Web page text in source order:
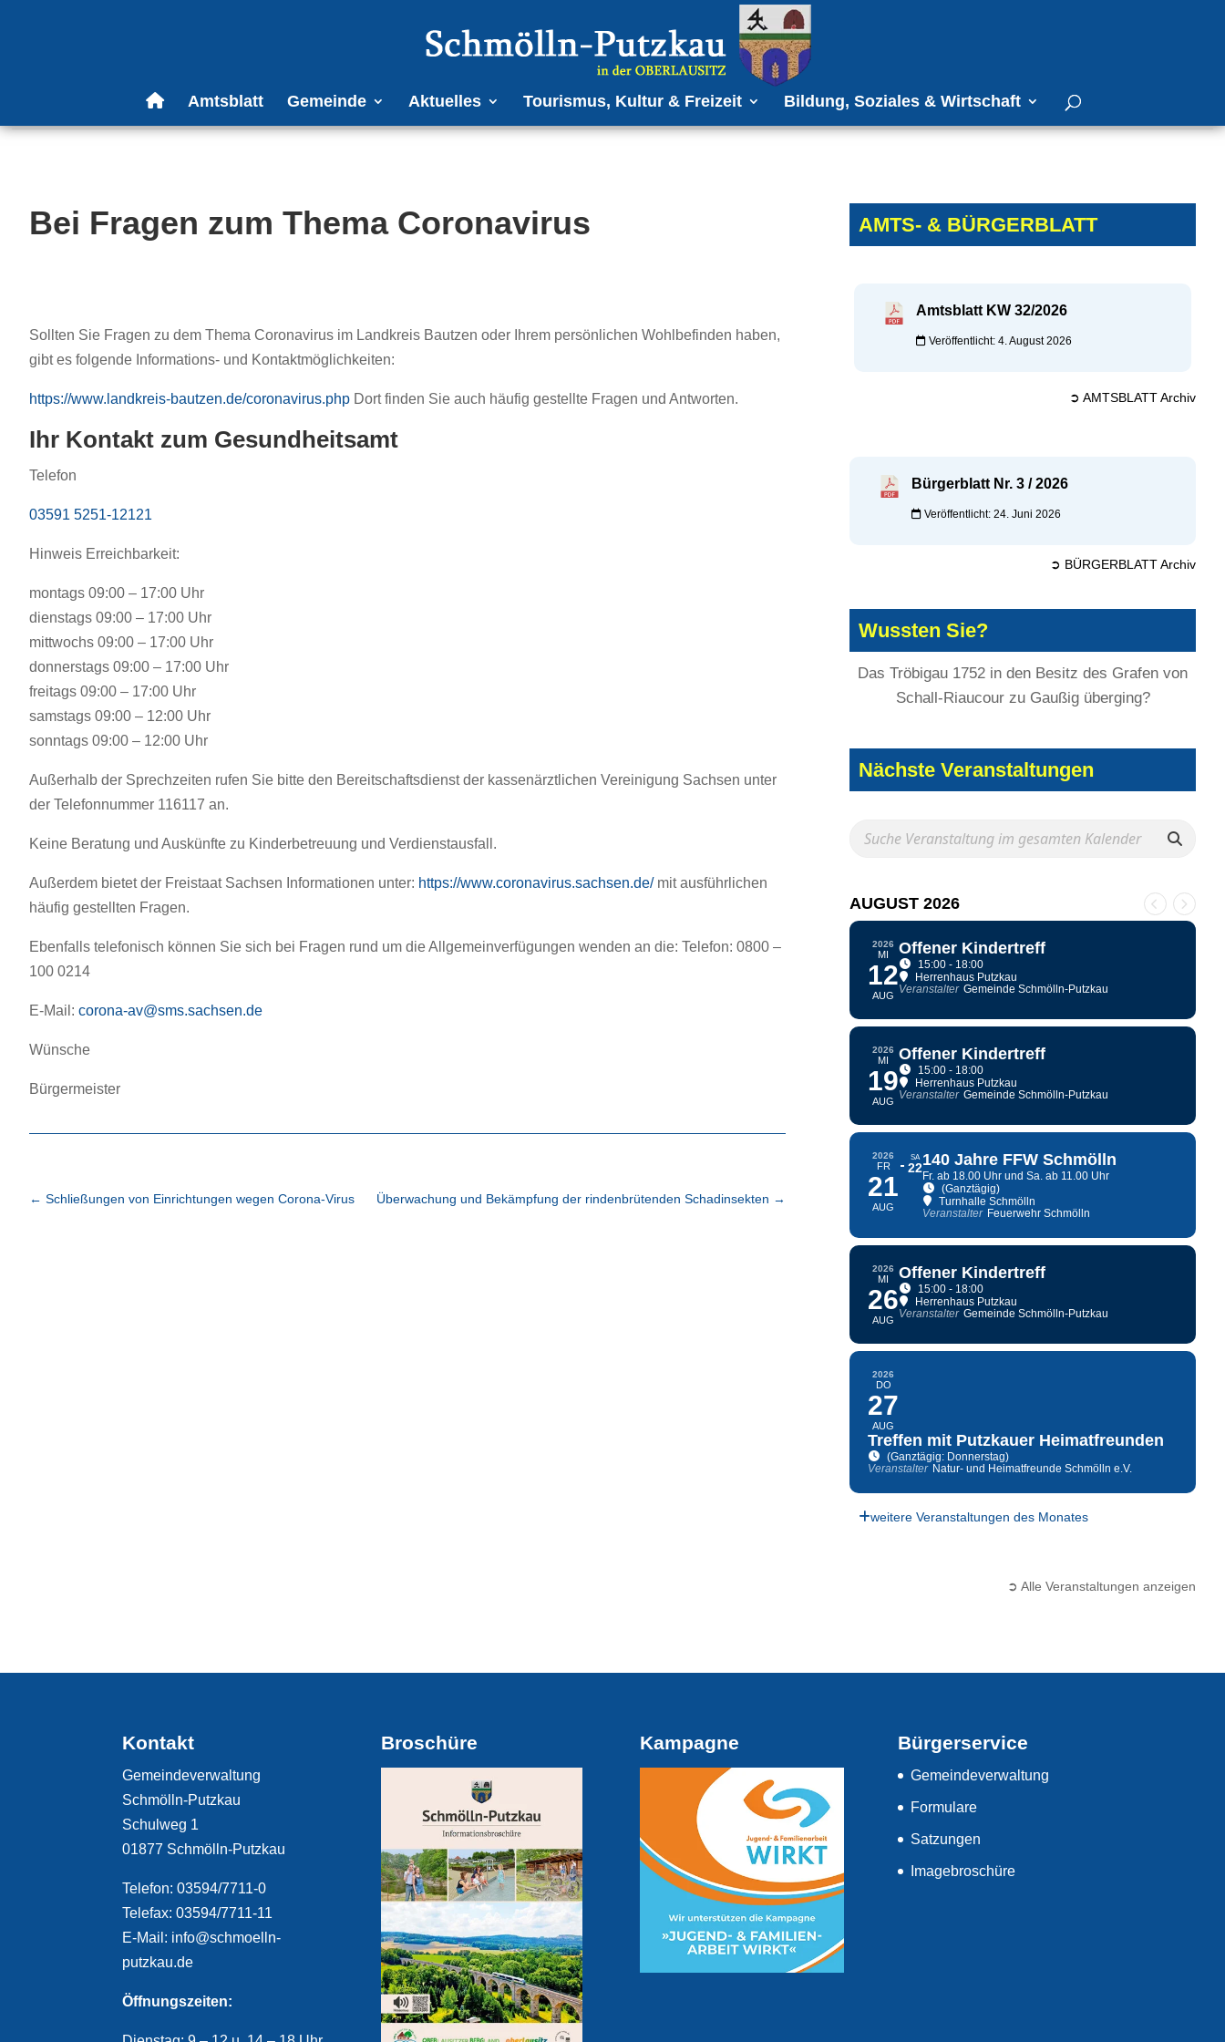
Amtsblatt Gemeinde Aktuelles Tourismus, Kultur & Freizeit Bildung, Soziales & Wirtschaft
Bei Fragen zum Thema Coronavirus
Sollten Sie Fragen zu dem Thema Coronavirus im Landkreis Bautzen oder Ihrem persönlichen Wohlbefinden haben,
gibt es folgende Informations- und Kontaktmöglichkeiten:
https://www.landkreis-bautzen.de/coronavirus.php Dort finden Sie auch häufig gestellte Fragen und Antworten.
Ihr Kontakt zum Gesundheitsamt
Telefon
03591 5251-12121
Hinweis Erreichbarkeit:
montags 09:00 – 17:00 Uhr
dienstags 09:00 – 17:00 Uhr
mittwochs 09:00 – 17:00 Uhr
donnerstags 09:00 – 17:00 Uhr
freitags 09:00 – 17:00 Uhr
samstags 09:00 – 12:00 Uhr
sonntags 09:00 – 12:00 Uhr
Außerhalb der Sprechzeiten rufen Sie bitte den Bereitschaftsdienst der kassenärztlichen Vereinigung Sachsen unter
der Telefonnummer 116117 an.
Keine Beratung und Auskünfte zu Kinderbetreuung und Verdienstausfall.
Außerdem bietet der Freistaat Sachsen Informationen unter: https://www.coronavirus.sachsen.de/mit ausführlichen
häufig gestellten Fragen.
Ebenfalls telefonisch können Sie sich bei Fragen rund um die Allgemeinverfügungen wenden an die: Telefon: 0800 –
100 0214
E-Mail: corona-av@sms.sachsen.de
Wünsche
Bürgermeister
← Schließungen von Einrichtungen wegen Corona-Virus Überwachung und Bekämpfung der rindenbrütenden Schadinsekten →
AMTS- & BÜRGERBLATT
Amtsblatt KW 32/2026
Veröffentlicht: 4. August 2026
➲ AMTSBLATT Archiv
Bürgerblatt Nr. 3 / 2026
Veröffentlicht: 24. Juni 2026
➲ BÜRGERBLATT Archiv
Wussten Sie?
Das Tröbigau 1752 in den Besitz des Grafen von
Schall-Riaucour zu Gaußig überging?
Nächste Veranstaltungen
AUGUST 2026
2026
MI
12
AUG
Offener Kindertreff
15:00 - 18:00
Herrenhaus Putzkau
Veranstalter Gemeinde Schmölln-Putzkau
2026
MI
19
AUG
Offener Kindertreff
15:00 - 18:00
Herrenhaus Putzkau
Veranstalter Gemeinde Schmölln-Putzkau
2026
FR
21
AUG
SA
22140 Jahre FFW Schmölln
Fr. ab 18.00 Uhr und Sa. ab 11.00 Uhr
(Ganztägig)
Turnhalle Schmölln
Veranstalter Feuerwehr Schmölln
2026
MI
26
AUG
Offener Kindertreff
15:00 - 18:00
Herrenhaus Putzkau
Veranstalter Gemeinde Schmölln-Putzkau
2026
DO
27
AUG
Treffen mit Putzkauer Heimatfreunden
(Ganztägig: Donnerstag)
Veranstalter Natur- und Heimatfreunde Schmölln e.V.
weitere Veranstaltungen des Monates
➲ Alle Veranstaltungen anzeigen
Kontakt
Gemeindeverwaltung
Schmölln-Putzkau
Schulweg 1
01877 Schmölln-Putzkau
Telefon: 03594/7711-0
Telefax: 03594/7711-11
E-Mail: info@schmoelln-
putzkau.de
Öffnungszeiten:
Broschüre Kampagne Bürgerservice
Gemeindeverwaltung
Formulare
Satzungen
Imagebroschüre